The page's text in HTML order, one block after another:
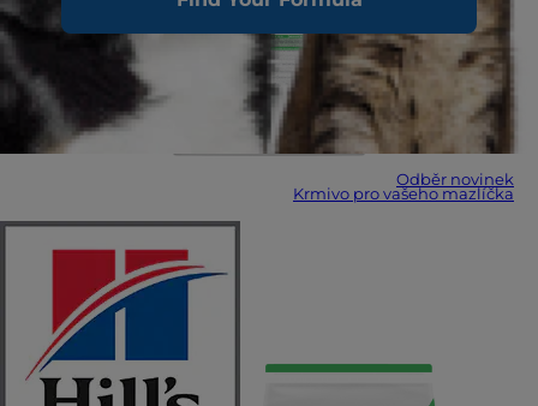
Odběr novinek
Krmivo pro vašeho mazlíčka